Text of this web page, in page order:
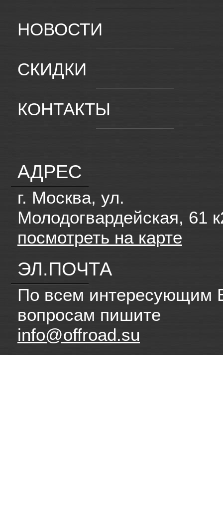
НОВОСТИ
СКИДКИ
КОНТАКТЫ
АДРЕС
г. Москва, ул.
Молодогвардейская, 61
посмотреть на карте
ЭЛ.ПОЧТА
По всем интересующим
вопросам пишите
info@offroad.su